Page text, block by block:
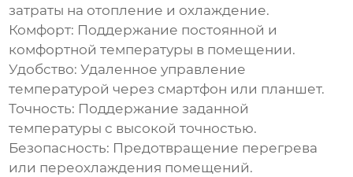
затраты на отопление и охлаждение.
Комфорт: Поддержание постоянной и
комфортной температуры в помещении.
Удобство: Удаленное управление
температурой через смартфон или планшет.
Точность: Поддержание заданной
температуры с высокой точностью.
Безопасность: Предотвращение перегрева
или переохлаждения помещений.